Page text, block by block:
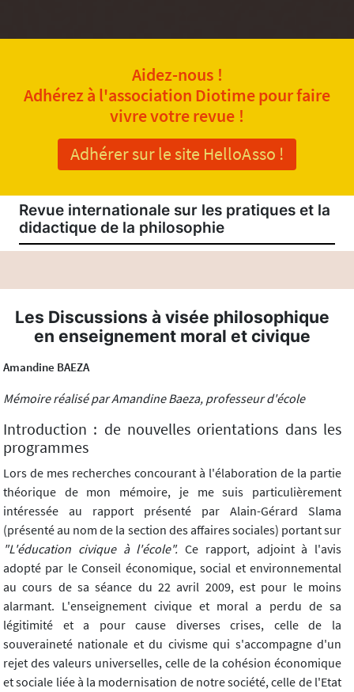
Aidez-nous !
Adhérez à l'association Diotime pour faire
vivre votre revue !
Adhérer sur le site HelloAsso !
Revue internationale sur les pratiques et la
didactique de la philosophie
Les Discussions à visée philosophique
en enseignement moral et civique
Amandine BAEZA
Mémoire réalisé par Amandine Baeza, professeur d'école
Introduction : de nouvelles orientations dans les
programmes
Lors de mes recherches concourant à l'élaboration de la partie
théorique de mon mémoire, je me suis particulièrement
intéressée au rapport présenté par Alain-Gérard Slama
(présenté au nom de la section des affaires sociales) portant sur
"L'éducation civique à l'école". Ce rapport, adjoint à l'avis
adopté par le Conseil économique, social et environnemental
au cours de sa séance du 22 avril 2009, est pour le moins
alarmant. L'enseignement civique et moral a perdu de sa
légitimité et a pour cause diverses crises, celle de la
souveraineté nationale et du civisme qui s'accompagne d'un
rejet des valeurs universelles, celle de la cohésion économique
et sociale liée à la modernisation de notre société, celle de l'Etat